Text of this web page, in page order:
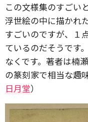
この文様集のすごい
浮世絵の中に描かれ
すごいのですが、１
ているのだそうです
なくです。著者は楠
の篆刻家で相当な趣
日月堂）